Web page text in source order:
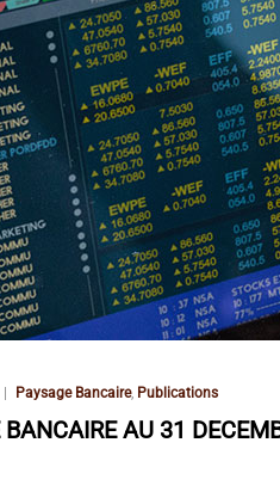
Paysage Bancaire, Publications
BANCAIRE AU 31